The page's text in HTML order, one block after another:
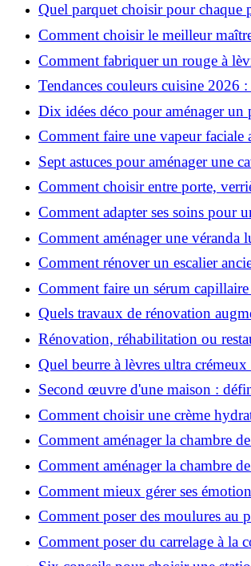
Quel parquet choisir pour chaque
maison ?
Comment choisir le meilleur
Grenoble en 2026 ?
Comment fabriquer un rouge à
hydratant fait maison ?
Tendances couleurs cuisine 2026
colorés, que choisir ?
Dix idées déco pour aménager un
chez soi
Comment faire une vapeur faciale
une peau plus saine et rajeunie ?
Sept astuces pour aménager une
naturelle chez soi
Comment choisir entre porte,
coulissante pour séparer vos pièces
Comment adapter ses soins pour
en hiver ?
Comment aménager une véranda
conviviale : 12 idées déco
Comment rénover un escalier
astuces faciles pas à pas
Comment faire un sérum
stimule réellement la pousse des
Quels travaux de rénovation
valeur d'une maison pour la revente
Rénovation, réhabilitation ou
convient le mieux à mon
Quel beurre à lèvres ultra
lèvres sèches et gercées?
Second œuvre d'une maison :
le réaliser
Comment choisir une crème
hyaluronique et niacinamide ?
Comment aménager la chambre
conseils sécurité, déco et
Comment aménager la chambre
conseils sécurité, déco et rangement
Comment mieux gérer ses
pratiques
Comment poser des moulures au
vidéo pas à pas ?
Comment poser du carrelage à la
un rendu professionnel ?